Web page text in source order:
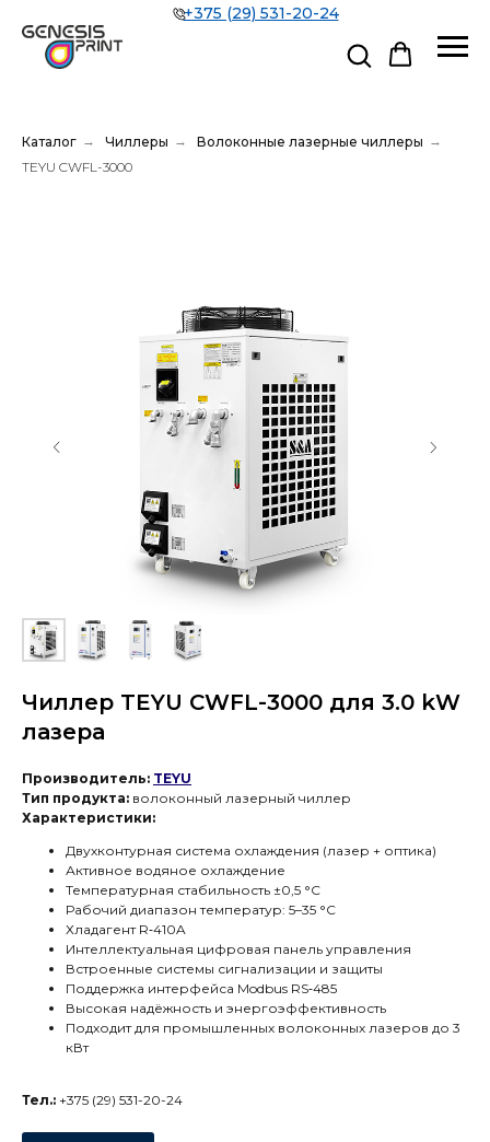
+375 (29) 531-20-24
Каталог → Чиллеры → Волоконные лазерные чиллеры →
TEYU CWFL-3000
Чиллер TEYU CWFL-3000 для 3.0 kW
лазера
Производитель: TEYU
Тип продукта: волоконный лазерный чиллер
Характеристики:
Двухконтурная система охлаждения (лазер + оптика)
Активное водяное охлаждение
Температурная стабильность ±0,5 °C
Рабочий диапазон температур: 5–35 °C
Хладагент R‑410A
Интеллектуальная цифровая панель управления
Встроенные системы сигнализации и защиты
Поддержка интерфейса Modbus RS‑485
Высокая надёжность и энергоэффективность
Подходит для промышленных волоконных лазеров до 3
кВт
Тел.: +375 (29) 531-20-24
CWFL-3000 — промышленная система
водяного охлаждения с замкнутым
контуром, предназначенная для
стабильной работы волоконных
контроль температуры двух ключевых
узлов оборудования — лазерного